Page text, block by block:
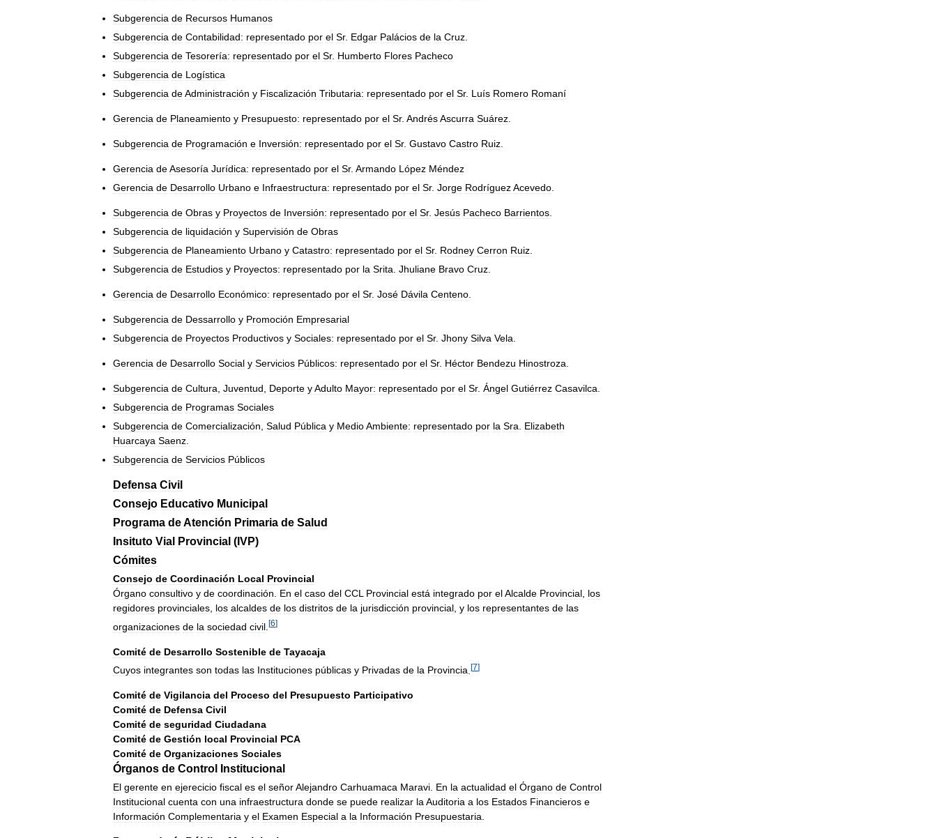
Subgerencia de Recursos Humanos
Subgerencia de Contabilidad: representado por el Sr. Edgar Palácios de la Cruz
Subgerencia de Tesorería: representado por el Sr. Humberto Flores Pacheco
Subgerencia de Logística
Subgerencia deAdministración y Fiscalización Tributaria: representado por el Sr. Luís Romero Romaní
Gerencia de Planeamiento y Presupuesto: representado por el Sr. AndrésAscurra Suárez
Subgerencia de Programación e Inversión: representado por el Sr. Gustavo Castro Ruiz
Gerencia deAsesoría Jurídica: representado por el Sr. Armando López Méndez
Gerencia de Desarrollo Urbano e Infraestructura: representado por el Sr. Jorge RodríguezAcevedo
Subgerencia de Obras y Proyectos de Inversión: representado por el Sr. Jesús Pacheco Barrientos
Subgerencia de liquidación y Supervisión de Obras
Subgerencia de Planeamiento Urbano y Catastro: representado por el Sr. Rodney Cerron Ruiz
Subgerencia de Estudios y Proyectos: representado por la Srita Jhuliane Bravo Cruz
Gerencia de Desarrollo Económico: representado por el Sr. José Dávila Centeno
Subgerencia de Dessarrollo y Promoción Empresarial
Subgerencia de Proyectos Productivos y Sociales: representado por el Sr. Jhony Silva Vela
Gerencia de Desarrollo Social y Servicios Públicos: representado por el Sr. Héctor Bendezu Hinostroza
Subgerencia de Cultura Juventud Deporte yAdulto Mayor: representado por el Sr. Ángel Gutiérrez Casavilca
Subgerencia de Programas Sociales
Subgerencia de Comercialización Salud Pública y MedioAmbiente: representado por la Sra
Elizabeth
Huarcaya Saenz
Subgerencia de Servicios Públicos
Defensa Civil
Consejo Educativo Municipal
Programa deAtención Primaria de Salud
Insituto Vial Provincial ( IVP)
Cómites
Consejo de Coordinación Local Provincial
Órgano consultivo y de coordinación En el caso del CCL Provincial está integrado por elAlcalde Provincial los
regidores provinciales los alcaldes de los distritos de la jurisdicción provincial y los representantes de las
organizaciones de la sociedad civil [6]
Comité de Desarrollo Sostenible de Tayacaja
Cuyos integrantes son todas las Instituciones públicas y Privadas de la Provincia [7]
Comité de Vigilancia del Proceso del Presupuesto Participativo
Comité de Defensa Civil
Comité de seguridad Ciudadana
Comité de Gestión local Provincial PCA
Comité de Organizaciones Sociales
Órganos de Control Institucional
El gerente en ejerecicio fiscal es el señorAlejandro Carhuamaca Maravi. En la actualidad el Órgano de Control
Institucional cuenta con una infraestructura donde se puede realizar laAuditoria a los Estados Financieros e
Información Complementaria y el Examen Especial a la Información Presupuestaria.